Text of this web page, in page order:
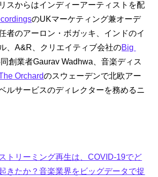
スからはインディーアーティストを配
のUKマーケティング兼オーデ
者のアーロン・ボガッキ、インドのイ
、A&R、クリエイティブ会社のBig
創業者Gaurav Wadhwa、音楽ディス
Orchardのスウェーデンで北欧アー
ルサービスのディレクターを務めるニ
トリーミング再生は、COVID-19でど
きたか？音楽業界をビッグデータで捉